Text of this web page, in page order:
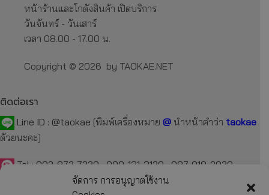
จัดการ การอนุญาตใช้งาน
หน้าร้านและโกดังสินค้า เปิดบริการ
วันจันทร์ - วันเสาร์
เวลา 08.00 - 17.00 น.
Copyright © 2026 by TAOKAE.NET
ติดต่อเรา
Line ID : @taokae [พิมพ์เครื่องหมาย @ นำหน้าคำว่า taokae
ด้วยนะคะ]
Tel : 092-872-7229 099-131-3129 087-918-2929